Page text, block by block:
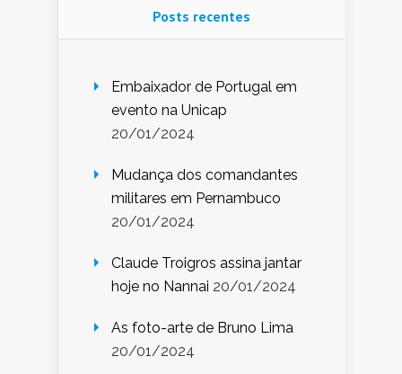
Posts recentes
Embaixador de Portugal em
evento na Unicap
20/01/2024
Mudança dos comandantes
militares em Pernambuco
20/01/2024
Claude Troigros assina jantar
hoje no Nannai 20/01/2024
As foto-arte de Bruno Lima
20/01/2024